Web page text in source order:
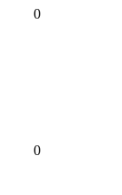
0
0